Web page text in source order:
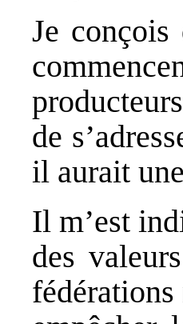
Je
de
il aurait
Il m’est
des
fédérations